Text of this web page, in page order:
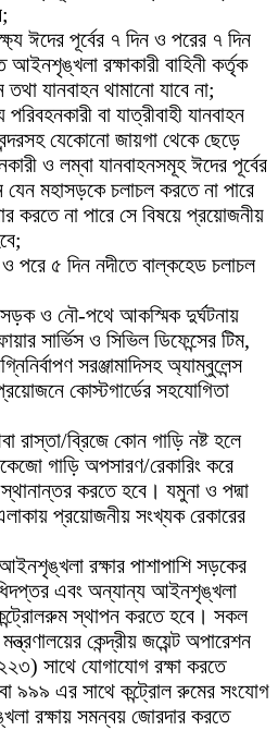
ঈদের পূর্বের ৭ দিন ও পরের ৭ দিন
আইনশৃঙ্খলা রক্ষাকারী বাহিনী কর্তৃক
যানবাহন থামানো যাবে না;
বা যাত্রীবাহী যানবাহন
যেকোনো জায়গা থেকে ছেড়ে
ও লম্বা যানবাহনসমূহ ঈদের পূর্বের
মহাসড়কে চলাচল করতে না পারে
করতে না পারে সে বিষয়ে প্রয়োজনীয়
পরে ৫ দিন নদীতে বাল্কহেড চলাচল
ও নৌ-পথে আকস্মিক দুর্ঘটনায়
সার্ভিস ও সিভিল ডিফেন্সের টিম,
সরঞ্জামাদিসহ অ্যাম্বুলেন্স
কোস্টগার্ডের সহযোগিতা
রাস্তা/ব্রিজে কোন গাড়ি নষ্ট হলে
গাড়ি অপসারণ/রেকারিং করে
স্থানান্তর করতে হবে। যমুনা ও পদ্মা
প্রয়োজনীয় সংখ্যক রেকারের
রক্ষার পাশাপাশি সড়কের
এবং অন্যান্য আইনশৃঙ্খলা
কন্ট্রোলরুম স্থাপন করতে হবে। সকল
কেন্দ্রীয় জয়েন্ট অপারেশন
সাথে যোগাযোগ রক্ষা করতে
৯৯৯ এর সাথে কন্ট্রোল রুমের সংযোগ
রক্ষায় সমন্বয় জোরদার করতে